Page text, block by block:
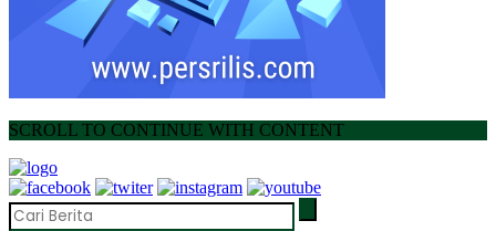
SCROLL TO CONTINUE WITH CONTENT